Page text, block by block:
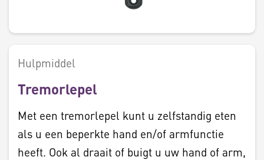
Hulpmiddel
Tremorlepel
Met een tremorlepel kunt u zelfstandig eten
als u een beperkte hand en/of armfunctie
heeft. Ook al draait of buigt u uw hand of arm,